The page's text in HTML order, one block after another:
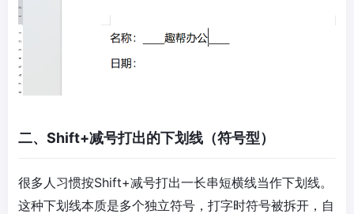
二、Shift+减号打出的下划线（符号型）
很多人习惯按Shift+减号打出一长串短横线当作下划线。
这种下划线本质是多个独立符号，打字时符号被拆开，自